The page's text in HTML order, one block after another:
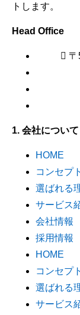
トします。
Head Office
1. 会社について
HOME
コンセプト
選ばれる
サービス
会社情報
採用情報
HOME
コンセプト
選ばれる
サービス